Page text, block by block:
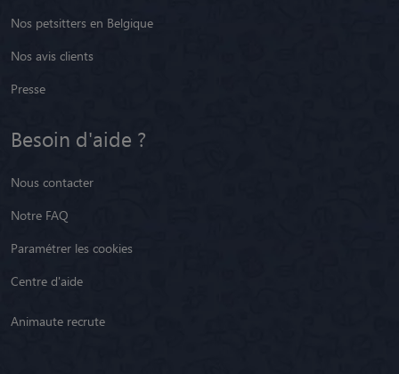
Nos petsitters en Belgique
Nos avis clients
Presse
Besoin d'aide ?
Nous contacter
Notre FAQ
Paramétrer les cookies
Centre d'aide
Animaute recrute